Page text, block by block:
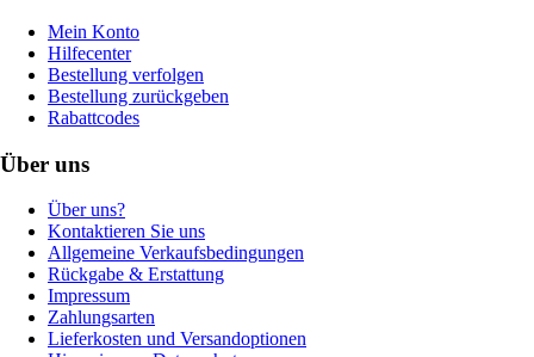
Mein Konto
Hilfecenter
Bestellung verfolgen
Bestellung zurückgeben
Rabattcodes
Über uns
Über uns?
Kontaktieren Sie uns
Allgemeine Verkaufsbedingungen
Rückgabe & Erstattung
Impressum
Zahlungsarten
Lieferkosten und Versandoptionen